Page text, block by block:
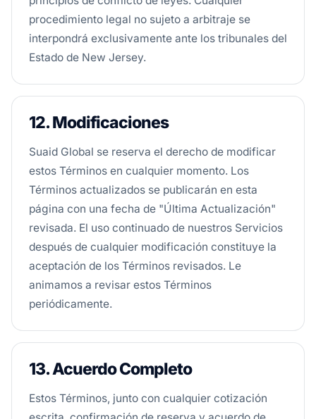
procedimiento legal no sujeto a arbitraje se
interpondrá exclusivamente ante los tribunales del
Estado de New Jersey.
12. Modificaciones
Suaid Global se reserva el derecho de modificar
estos Términos en cualquier momento. Los
Términos actualizados se publicarán en esta
página con una fecha de "Última Actualización"
revisada. El uso continuado de nuestros Servicios
después de cualquier modificación constituye la
aceptación de los Términos revisados. Le
animamos a revisar estos Términos
periódicamente.
13. Acuerdo Completo
Estos Términos, junto con cualquier cotización